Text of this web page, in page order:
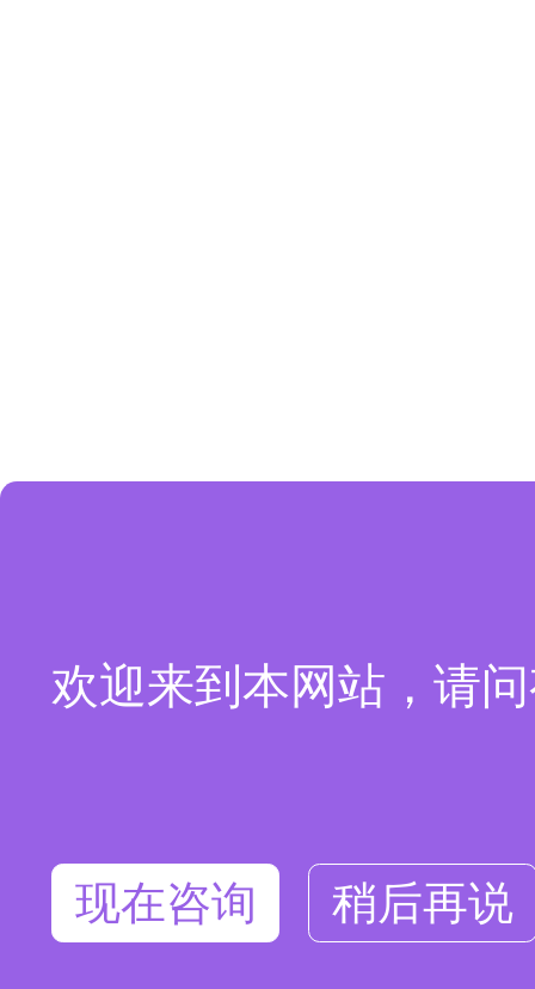
欢迎来到本网站，请
现在咨询 稍后再说